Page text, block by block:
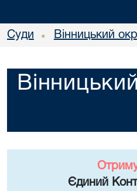
Суди • Вінницький
Єдиний